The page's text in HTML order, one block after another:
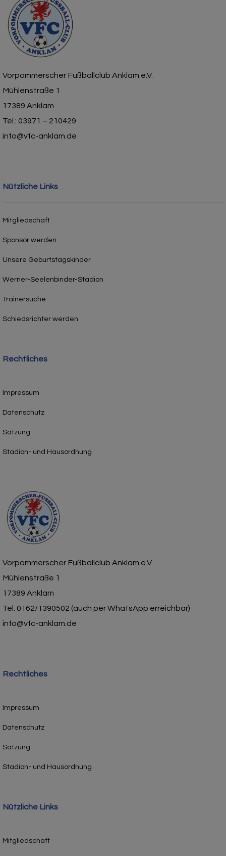
Vorpommerscher Fußballclub Anklam e.V.
Mühlenstraße 1
17389 Anklam
Tel.: 03971 – 210429
info@vfc-anklam.de
Nützliche Links
Mitgliedschaft
Sponsor werden
Unsere Geburtstagskinder
Werner-Seelenbinder-Stadion
Trainersuche
Schiedsrichter werden
Rechtliches
Impressum
Datenschutz
Satzung
Stadion- und Hausordnung
Vorpommerscher Fußballclub Anklam e.V.
Mühlenstraße 1
17389 Anklam
Tel. 0162/1390502 (auch per WhatsApp erreichbar)
info@vfc-anklam.de
Rechtliches
Impressum
Datenschutz
Satzung
Stadion- und Hausordnung
Nützliche Links
Mitgliedschaft